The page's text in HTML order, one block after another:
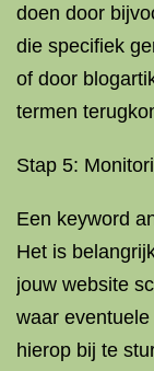
doen door
die specifiek
of door
termen
Stap 5:
Een keyword
Het is
jouw website
waar
hierop bij te